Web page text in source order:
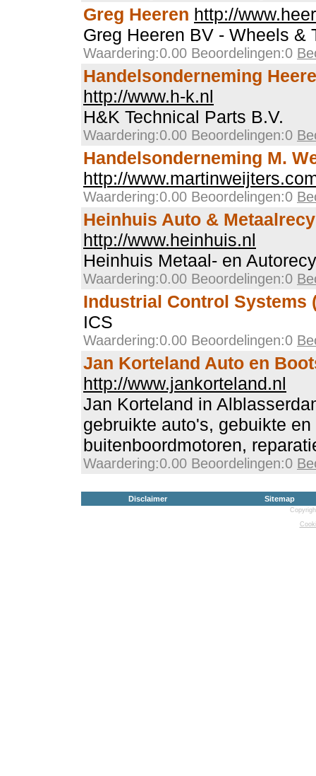
Greg Heeren http://
Greg Heeren BV - Wheels &
Waardering:0.00 Beoordelingen:0
Handelsonderneming
http://www.h-k.nl
H&K Technical Parts B.V.
Waardering:0.00 Beoordelingen:0
Handelsonderneming M.
http://
Waardering:0.00 Beoordelingen:0
Heinhuis Auto &
http://www.heinhuis.nl
Heinhuis Metaal- en
Waardering:0.00 Beoordelingen:0
Industrial Control Systems
ICS
Waardering:0.00 Beoordelingen:0
Jan Korteland Auto en
http://www.jankorteland.nl
Jan Korteland in
gebruikte auto's, gebuikte
buitenboordmotoren,
Waardering:0.00 Beoordelingen:0
Disclaimer Sitemap